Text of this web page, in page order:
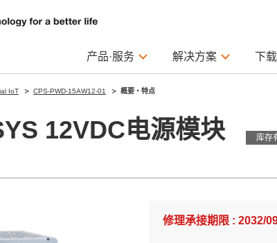
产品·服务 解决方案 下载
IoT CPS-PWD-15AW12-01 概要・特点
12VDC电源模块 库存
修理承接期限 : 2032/